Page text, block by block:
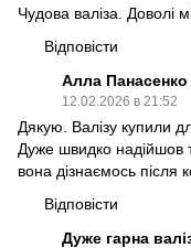
Чудова валіза. Доволі
Відповісти
Алла Панасенко
12.02.2026 в 21:52
Дякую. Валізу купили
Дуже швидко надійшов
вона дізнаємось після
Відповісти
Дуже гарна